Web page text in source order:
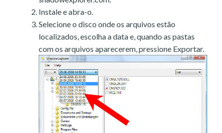
Instale e abra-o.
Selecione o disco onde os arquivos estão
localizados, escolha a data e, quando as pastas
com os arquivos aparecerem, pressione Exportar.